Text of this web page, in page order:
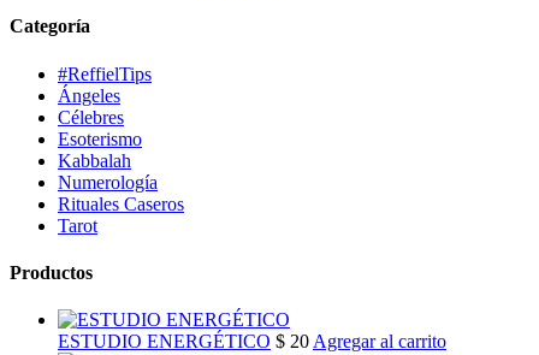
Categoría
#ReffielTips
Ángeles
Célebres
Esoterismo
Kabbalah
Numerología
Rituales Caseros
Tarot
Productos
ESTUDIO ENERGÉTICO $ 20 Agregar al carrito